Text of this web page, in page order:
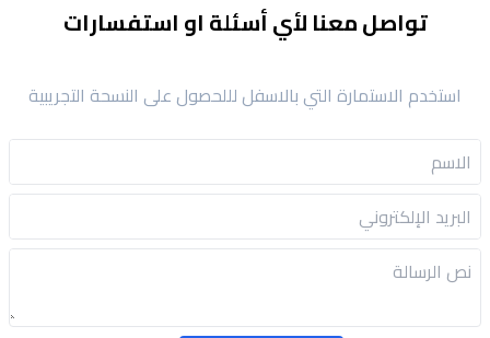
معنا لأي أسئلة او استفسارات
الاستمارة التي بالاسفل لللحصول على النسحة التجريبية